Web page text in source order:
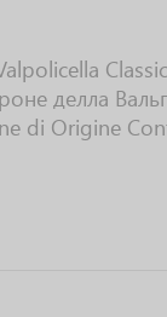
делла
di Origine